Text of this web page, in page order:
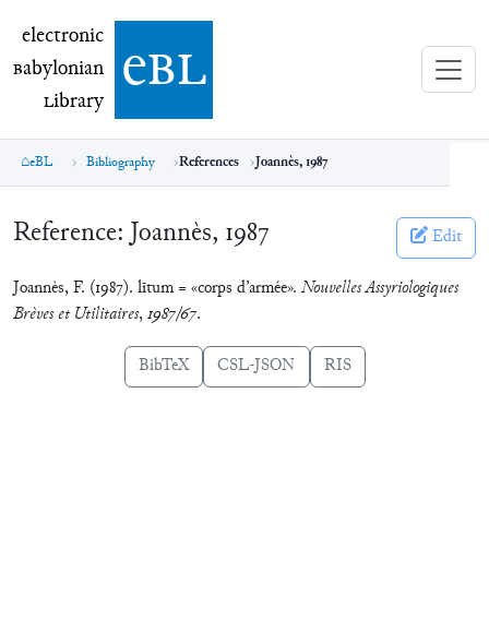
electronic Babylonian Library (eBL)
electronic
Babylonian
Library ebl
eBL Bibliography References Joannès, 1987
Reference:Joannès, 1987 Edit
Joannès, F. (1987). lītum = «corps d’armée». Nouvelles Assyriologiques
Brèves et Utilitaires,1987/67.
BibTeX CSL-JSON RIS